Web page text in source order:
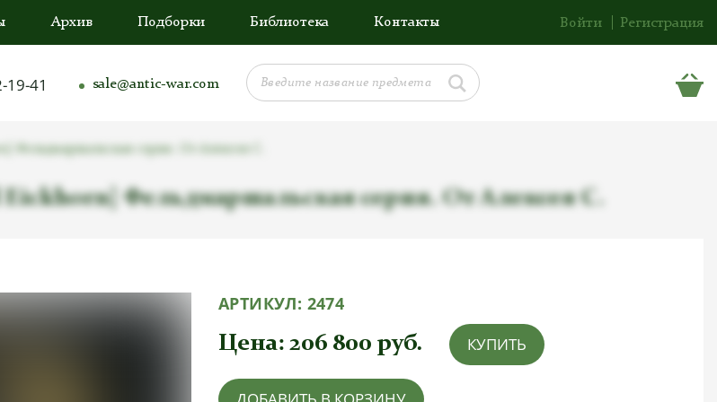
Архив Подборки Библиотека Контакты Войти Регистрация
19-41 sale@antic-war.com
Фельдмаршальская серия. От Алексея С.
АРТИКУЛ: 2474
Цена: 206 800 руб. КУПИТЬ